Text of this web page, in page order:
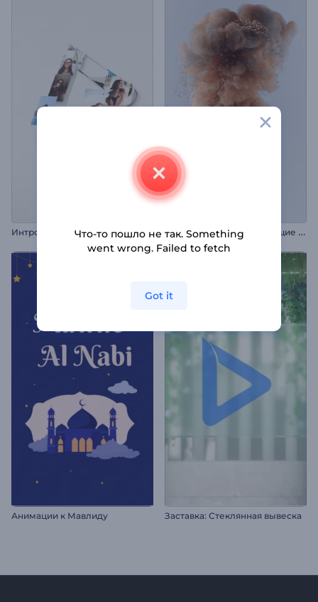
Интро: Мозаика из фото А
нимация лого: Мерцающие частицы
Анимации к Мавлиду Заставка: Стеклянная вывеска
Что-то пошло не так. Something
went wrong. Failed to fetch
Got it